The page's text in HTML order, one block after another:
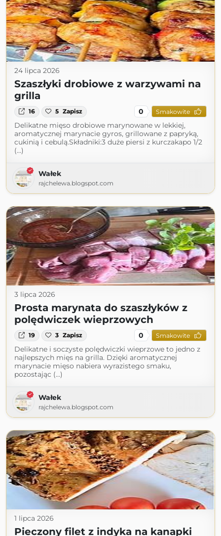
24 lipca 2026
Szaszłyki drobiowe z warzywami na
grilla
16 5 Zapisz 0 Smakowite
Delikatne mięso drobiowe marynowane w lekkiej,
aromatycznej marynacie gyros, grillowane z papryką,
cukinią i cebulą.Składniki:3 duże piersi z kurczakapo 1/2
(...)
Wałek
rajchelewa.blogspot.com
3 lipca 2026
Prosta marynata do szaszłyków z
polędwiczek wieprzowych
19 3 Zapisz 0 Smakowite
Delikatne i soczyste polędwiczki wieprzowe to jedno z
najlepszych mięs na grilla. Dzięki aromatycznej
marynacie mięso nabiera wyrazistego smaku,
pozostając (...)
Wałek
rajchelewa.blogspot.com
1 lipca 2026
Pieczony filet z indyka na kanapki